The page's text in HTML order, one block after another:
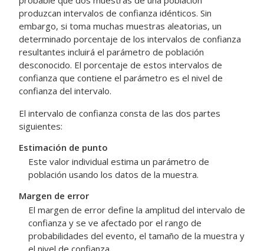
produzcan intervalos de confianza idénticos. Sin
embargo, si toma muchas muestras aleatorias, un
determinado porcentaje de los intervalos de confianza
resultantes incluirá el parámetro de población
desconocido. El porcentaje de estos intervalos de
confianza que contiene el parámetro es el nivel de
confianza del intervalo.
El intervalo de confianza consta de las dos partes
siguientes:
Estimación de punto
Este valor individual estima un parámetro de
población usando los datos de la muestra.
Margen de error
El margen de error define la amplitud del intervalo de
confianza y se ve afectado por el rango de
probabilidades del evento, el tamaño de la muestra y
el nivel de confianza.